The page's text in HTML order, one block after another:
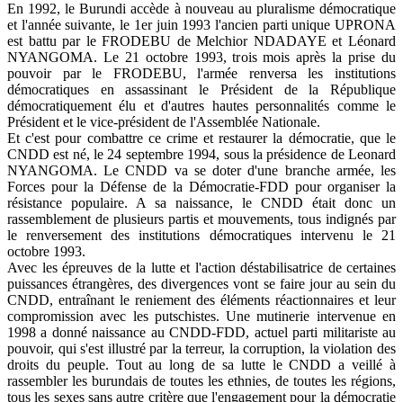
En 1992, le Burundi accède à nouveau au pluralisme démocratique
et l'année suivante, le 1er juin 1993 l'ancien parti unique UPRONA
est battu par le FRODEBU de Melchior NDADAYE et Léonard
NYANGOMA. Le 21 octobre 1993, trois mois après la prise du
pouvoir par le FRODEBU, l'armée renversa les institutions
démocratiques en assassinant le Président de la République
démocratiquement élu et d'autres hautes personnalités comme le
Président et le vice-président de l'Assemblée Nationale.
Et c'est pour combattre ce crime et restaurer la démocratie, que le
CNDD est né, le 24 septembre 1994, sous la présidence de Leonard
NYANGOMA. Le CNDD va se doter d'une branche armée, les
Forces pour la Défense de la Démocratie-FDD pour organiser la
résistance populaire. A sa naissance, le CNDD était donc un
rassemblement de plusieurs partis et mouvements, tous indignés par
le renversement des institutions démocratiques intervenu le 21
octobre 1993.
Avec les épreuves de la lutte et l'action déstabilisatrice de certaines
puissances étrangères, des divergences vont se faire jour au sein du
CNDD, entraînant le reniement des éléments réactionnaires et leur
compromission avec les putschistes. Une mutinerie intervenue en
1998 a donné naissance au CNDD-FDD, actuel parti militariste au
pouvoir, qui s'est illustré par la terreur, la corruption, la violation des
droits du peuple. Tout au long de sa lutte le CNDD a veillé à
rassembler les burundais de toutes les ethnies, de toutes les régions,
tous les sexes sans autre critère que l'engagement pour la démocratie